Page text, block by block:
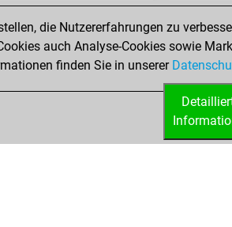
positionsdie Nutzererfahrungen zu
auch Analyse-Cookies sowie
finden Sie in unserer